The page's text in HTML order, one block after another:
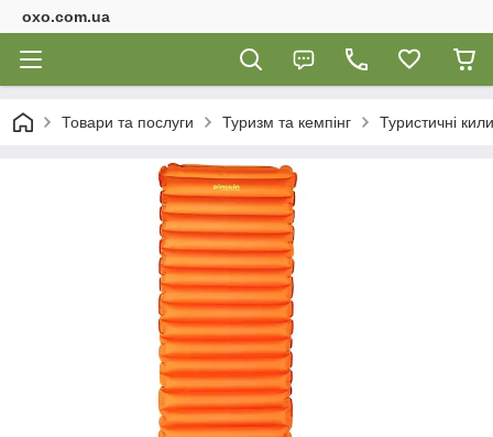
oxo.com.ua
Товари та послуги Туризм та кемпінг Туристичні